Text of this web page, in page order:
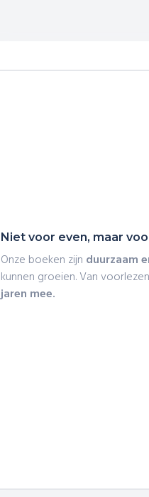
Niet voor even, maar
Onze boeken zijn duurzaam
kunnen groeien. Van
jaren mee.